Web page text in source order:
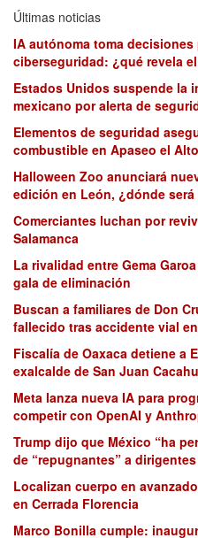
Últimas noticias
IA autónoma toma
ciberseguridad: ¿qué revela
Estados Unidos suspende la
mexicano por alerta de
Elementos de seguridad
combustible en Apaseo el Alto
Halloween Zoo anunciará
edición en León, ¿dónde será
Comerciantes luchan por
Salamanca
La rivalidad entre Gema
gala de eliminación
Buscan a familiares de Don
fallecido tras accidente vial
Fiscalía de Oaxaca detiene a
exalcalde de San Juan
Meta lanza nueva IA para
competir con OpenAI y
Trump dijo que México “ha
de “repugnantes” a
Localizan cuerpo en
en Cerrada Florencia
Marco Bonilla cumple: